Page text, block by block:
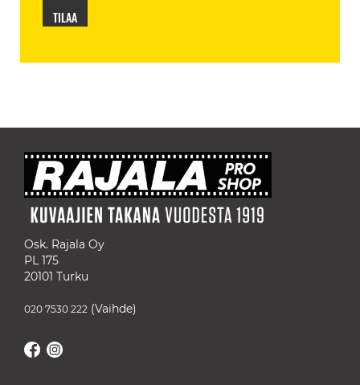
TILAA
Osk. Rajala Oy
PL 175
20101 Turku
020 7530 222 (Vaihde)